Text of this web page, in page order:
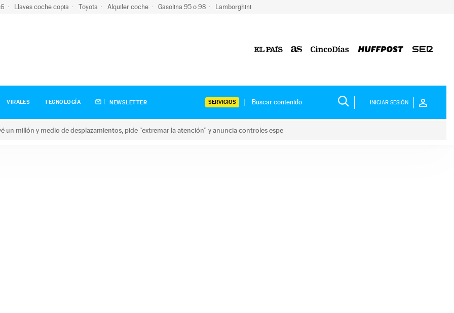
Llaves coche copia Toyota Alquiler coche Gasolina 95 o 98 Lamborghini
VIRALES TECNOLOGÍA NEWSLETTER SERVICIOS INICIAR SESIÓN
un millón y medio de desplazamientos, pide “extremar la atención” y anuncia controles espe